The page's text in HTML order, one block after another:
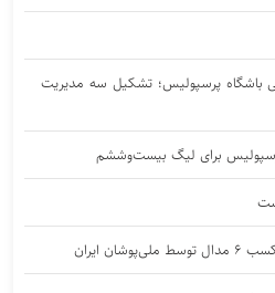
باشگاه پرسپولیس؛ تشکیل سه مدیریت
پرسپولیس برای لیگ بیست‌وششم
ایران